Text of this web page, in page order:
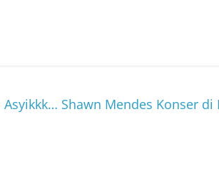
Asyikkk… Shawn Mendes Konser di